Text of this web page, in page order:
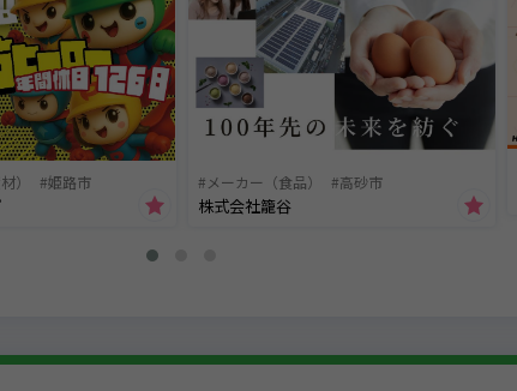
） 姫路市 メーカー（食品） 高砂市
株式会社籠谷